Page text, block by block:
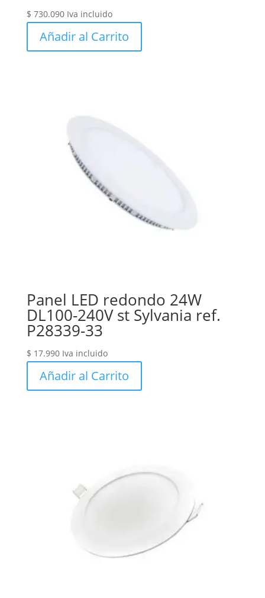
$ 730.090 Iva incluido
Añadir al Carrito
Panel LED redondo 24W
DL100-240V st Sylvania ref.
P28339-33
$ 17.990 Iva incluido
Añadir al Carrito